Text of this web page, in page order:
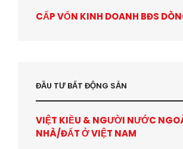
CẤP VỐN KINH DOANH BĐS
ĐẦU TƯ BẤT ĐỘNG SẢN
VIỆT KIỀU & NGƯỜI NƯỚC
NHÀ/ĐẤT Ở VIỆT NAM